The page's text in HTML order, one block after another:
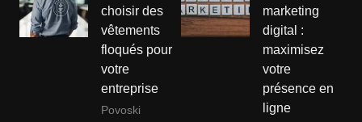
choisir des
vêtements
floqués pour
votre
entreprise
Povoski
marketing
digital :
maximisez
votre
présence en
ligne